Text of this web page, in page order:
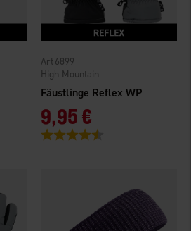
Fäustlinge Reflex WP
High Mountain
6899
9,95 €
Bewertung: